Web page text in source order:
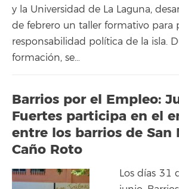
y la Universidad de La Laguna,
de febrero un taller formativo para
responsabilidad política de la isla.
formación, se…
Barrios por el Empleo:
Fuertes participa en el
entre los barrios de San
Caño Roto
Los días 31